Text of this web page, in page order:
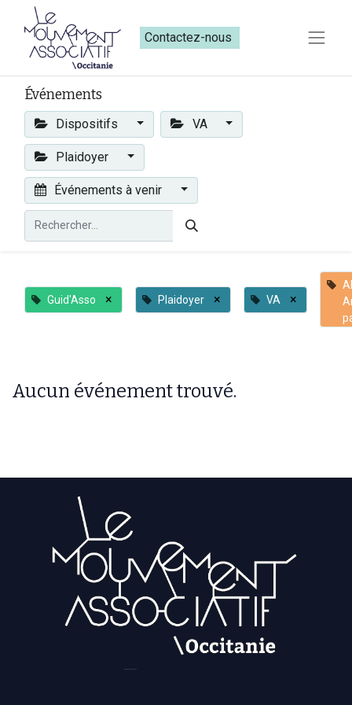
Contactez-nous​​
Événements
Dispositifs VA
Plaidoyer
Événements à venir
Guid'Asso × Plaidoyer × VA ×
Aucun événement trouvé.